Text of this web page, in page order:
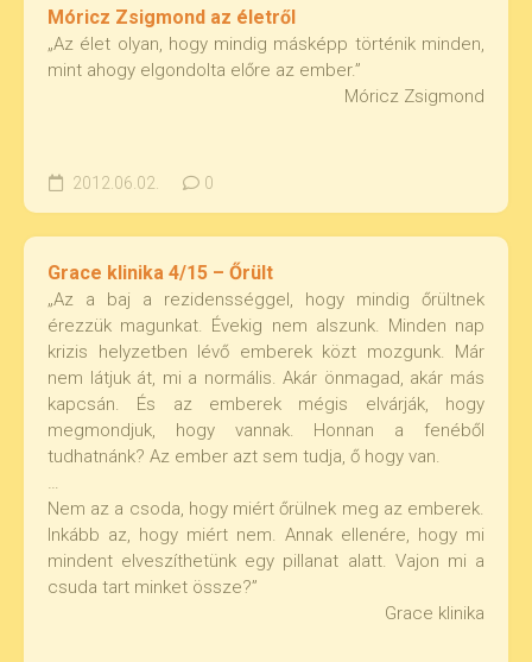
Móricz Zsigmond az életről
„Az élet olyan, hogy mindig másképp történik minden,
mint ahogy elgondolta előre az ember.”
Móricz Zsigmond
2012.06.02. 0
Grace klinika 4/15 – Őrült
„Az a baj a rezidensséggel, hogy mindig őrültnek
érezzük magunkat. Évekig nem alszunk. Minden nap
krizis helyzetben lévő emberek közt mozgunk. Már
nem látjuk át, mi a normális. Akár önmagad, akár más
kapcsán. És az emberek mégis elvárják, hogy
megmondjuk, hogy vannak. Honnan a fenéből
tudhatnánk? Az ember azt sem tudja, ő hogy van.
…
Nem az a csoda, hogy miért őrülnek meg az emberek.
Inkább az, hogy miért nem. Annak ellenére, hogy mi
mindent elveszíthetünk egy pillanat alatt. Vajon mi a
csuda tart minket össze?”
Grace klinika